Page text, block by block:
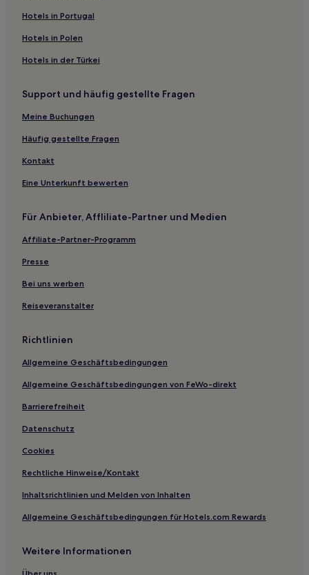
Anama Hotels
Hoyleton Hotels
Yacka Hotels
Marola Hotels
Lochiel Hotels
Hart Hotels
Lake View Hotels
Farrell Flat Hotels
Burra Hotels
Salter Springs Hotels
Motels in Port Augusta
Motels in Adelaide
Hostels in Adelaide
Ferienwohnungen in Adelaide
Motels in Boomer Beach
Luxus in Glenelg
Hotels mit Pool nahe Glenelg Beach
Hotels mit inbegriffenem Frühstück nahe Glenelg Beach
Golf in Adelaide
Lgbtqia-Freundliche in Adelaide
Familien in Adelaide
Günstige in Adelaide
Hotels in Portugal
Hotels in Polen
Hotels in der Türkei
Support und häufig gestellte Fragen
Meine Buchungen
Häufig gestellte Fragen
Kontakt
Eine Unterkunft bewerten
Für Anbieter, Affliliate-Partner und Medien
Affiliate-Partner-Programm
Presse
Bei uns werben
Reiseveranstalter
Richtlinien
Allgemeine Geschäftsbedingungen
Allgemeine Geschäftsbedingungen von FeWo-direkt
Barrierefreiheit
Datenschutz
Cookies
Rechtliche Hinweise/Kontakt
Inhaltsrichtlinien und Melden von Inhalten
Allgemeine Geschäftsbedingungen für Hotels.com Rewards
Weitere Informationen